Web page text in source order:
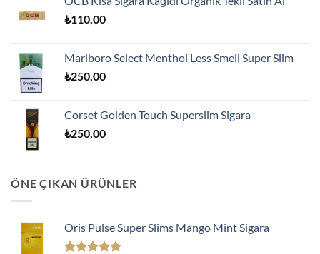
₺175,00.fiyat:
₺110,00
Marlboro Select Menthol Less Smell Super Slim
₺250,00
Corset Golden Touch Superslim Sigara
₺250,00
ÖNE ÇIKAN ÜRÜNLER
Oris Pulse Super Slims Mango Mint Sigara